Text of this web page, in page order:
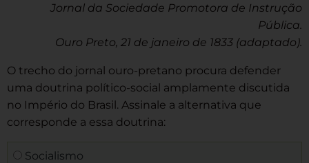
Jornal da Sociedade Promotora de Instrução
Pública.
Ouro Preto, 21 de janeiro de 1833 (adaptado).
O trecho do jornal ouro-pretano procura defender
uma doutrina político-social amplamente discutida
no Império do Brasil. Assinale a alternativa que
corresponde a essa doutrina:
Socialismo